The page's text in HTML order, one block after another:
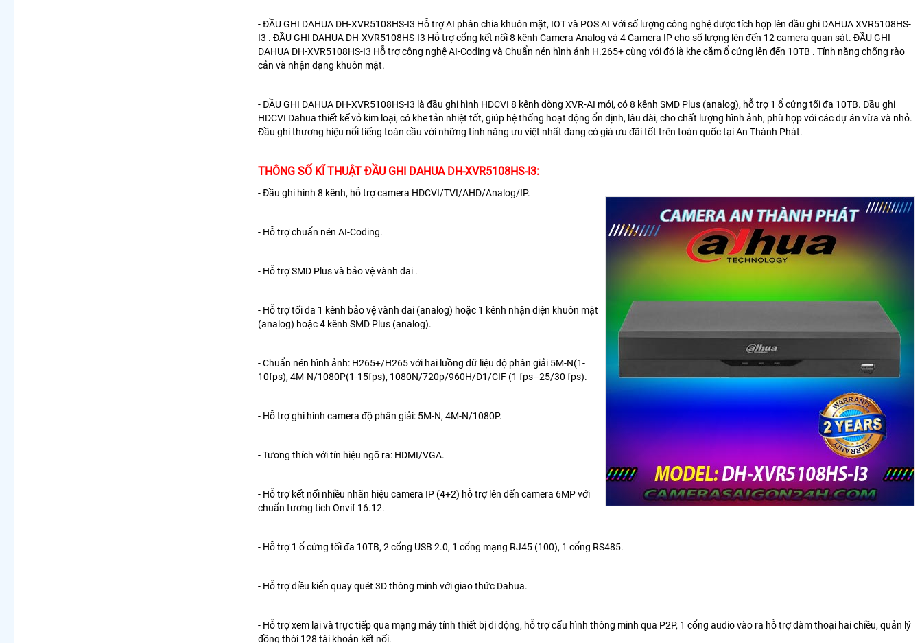
- ĐẦU GHI DAHUA DH-XVR5108HS-I3 Hỗ trợ AI phân chia khuôn mặt, IOT và POS AI Với số lượng công nghệ được tích hợp lên đầu ghi DAHUA XVR5108HS-
I3 . ĐẦU GHI DAHUA DH-XVR5108HS-I3 Hỗ trợ cổng kết nối 8 kênh Camera Analog và 4 Camera IP cho số lượng lên đến 12 camera quan sát. ĐẦU GHI
DAHUA DH-XVR5108HS-I3 Hỗ trợ công nghệ AI-Coding và Chuẩn nén hình ảnh H.265+ cùng với đó là khe cắm ổ cứng lên đến 10TB . Tính năng chống rào
cản và nhận dạng khuôn mặt.
- ĐẦU GHI DAHUA DH-XVR5108HS-I3 là đầu ghi hình HDCVI 8 kênh dòng XVR-AI mới, có 8 kênh SMD Plus (analog), hỗ trợ 1 ổ cứng tối đa 10TB. Đầu ghi
HDCVI Dahua thiết kế vỏ kim loại, có khe tản nhiệt tốt, giúp hệ thống hoạt động ổn định, lâu dài, cho chất lượng hình ảnh, phù hợp với các dự án vừa và nhỏ.
Đầu ghi thương hiệu nổi tiếng toàn cầu với những tính năng ưu việt nhất đang có giá ưu đãi tốt trên toàn quốc tại An Thành Phát.
THÔNG SỐ KĨ THUẬT ĐẦU GHI DAHUA DH-XVR5108HS-I3:
- Đầu ghi hình 8 kênh, hỗ trợ camera HDCVI/TVI/AHD/Analog/IP.
- Hỗ trợ chuẩn nén AI-Coding.
- Hỗ trợ SMD Plus và bảo vệ vành đai .
- Hỗ trợ tối đa 1 kênh bảo vệ vành đai (analog) hoặc 1 kênh nhận diện khuôn mặt
(analog) hoặc 4 kênh SMD Plus (analog).
- Chuẩn nén hình ảnh: H265+/H265 với hai luồng dữ liệu độ phân giải 5M-N(1-
10fps), 4M-N/1080P(1-15fps), 1080N/720p/960H/D1/CIF (1 fps–25/30 fps).
- Hỗ trợ ghi hình camera độ phân giải: 5M-N, 4M-N/1080P.
- Tương thích với tín hiệu ngõ ra: HDMI/VGA.
- Hỗ trợ kết nối nhiều nhãn hiệu camera IP (4+2) hỗ trợ lên đến camera 6MP với
chuẩn tương tích Onvif 16.12.
- Hỗ trợ 1 ổ cứng tối đa 10TB, 2 cổng USB 2.0, 1 cổng mạng RJ45 (100), 1 cổng RS485.
- Hỗ trợ điều kiển quay quét 3D thông minh với giao thức Dahua.
- Hỗ trợ xem lại và trực tiếp qua mạng máy tính thiết bị di động, hỗ trợ cấu hình thông minh qua P2P, 1 cổng audio vào ra hỗ trợ đàm thoại hai chiều, quản lý
đồng thời 128 tài khoản kết nối.